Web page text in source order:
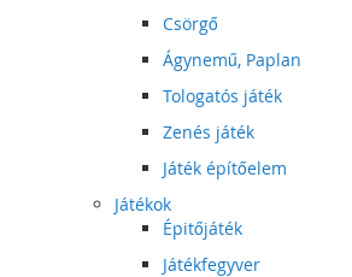
Csörgő
Ágynemű, Paplan
Tologatós játék
Zenés játék
Játék építőelem
Játékok
Épitőjáték
Játékfegyver